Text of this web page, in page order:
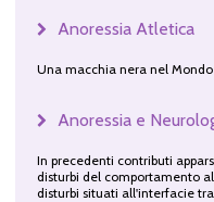
Anoressia Atletica
Una macchia nera nel
Anoressia e
In precedenti contributi
disturbi del comportamento
disturbi situati all'interfacie